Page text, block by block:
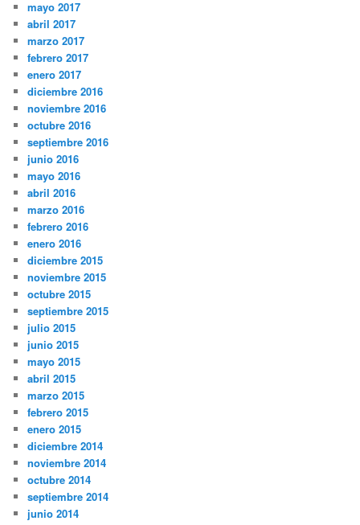
mayo 2017
abril 2017
marzo 2017
febrero 2017
enero 2017
diciembre 2016
noviembre 2016
octubre 2016
septiembre 2016
junio 2016
mayo 2016
abril 2016
marzo 2016
febrero 2016
enero 2016
diciembre 2015
noviembre 2015
octubre 2015
septiembre 2015
julio 2015
junio 2015
mayo 2015
abril 2015
marzo 2015
febrero 2015
enero 2015
diciembre 2014
noviembre 2014
octubre 2014
septiembre 2014
junio 2014